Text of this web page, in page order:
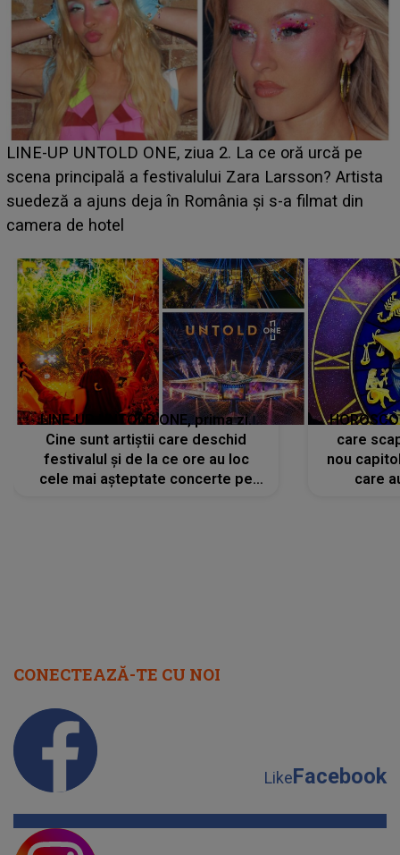
Ce a dezvăluit noua concurentă din "Casa Iubirii" l-a
luat prin surprindere pe Emanuel. CINE ESTE
BĂIATUL VIZAT de Alexandra?! Aflându-se în fața
faptului împlinit, A RECUNOSCUT IMEDIAT: "Am
LINE-UP UNTOLD ONE, prima zi.
Cine sunt artiștii care deschid
festivalul și de la ce ore au loc
cele mai așteptate concerte pe
care
nou
care
CONECTEAZĂ-TE CU NOI
LikeFacebook